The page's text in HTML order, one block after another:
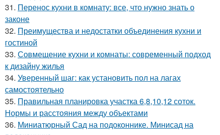
31. Перенос кухни в комнату: все, что нужно знать о
законе
32. Преимущества и недостатки объединения кухни и
гостиной
33. Совмещение кухни и комнаты: современный подход
к дизайну жилья
34. Уверенный шаг: как установить пол на лагах
самостоятельно
35. Правильная планировка участка 6,8,10,12 соток.
Нормы и расстояния между объектами
36. Миниатюрный Сад на подоконнике. Минисад на